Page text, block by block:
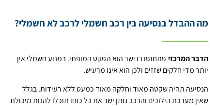
מה ההבדל בנסיעה בין רכב חשמלי לרכב לא חשמלי?
הדבר המרכזישתחושו בו ישר הוא השקט המופתי. במנוע חשמלי אין
יותר מדי חלקים שזזים ולכן הוא אינו מרעיש.
הנסיעה תהיה שקטה מאוד וחלקה מאוד כמעט ללא רעידות. בגלל
שאין מערכת הילוכים והרכב נותן ישר את כל כוחו תוכלו להנות מיכולת